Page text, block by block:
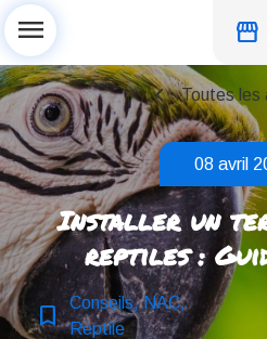
storefront
menu
chevron_left Toutes les
08 avril
Installer un
reptiles :
bookmark_border Conseils, NAC,
Reptile